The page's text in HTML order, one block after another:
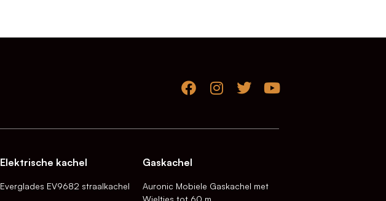
Elektrische kachel
Everglades EV9682 straalkachel
Gaskachel
Auronic Mobiele Gaskachel met